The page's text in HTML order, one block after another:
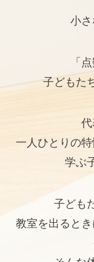
小さ
「
子どもた
代
一人ひとりの
学ぶ
子ども
教室を出ると